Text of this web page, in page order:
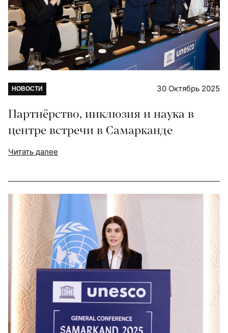
НОВОСТИ 30 Октябрь 2025
Партнёрство, инклюзия и наука в
центре встречи в Самарканде
Читать далее